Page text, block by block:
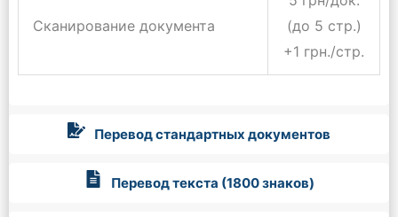
Сканирование документа
(до 5 стр.)
+1 грн./стр.
Перевод стандартных документов
Перевод текста (1800 знаков)